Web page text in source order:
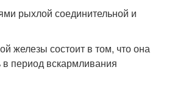
рыхлой соединительной и
железы состоит в том, что она
период вскармливания